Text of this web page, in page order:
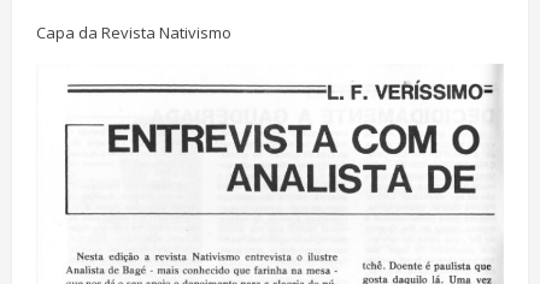
Capa da Revista Nativismo